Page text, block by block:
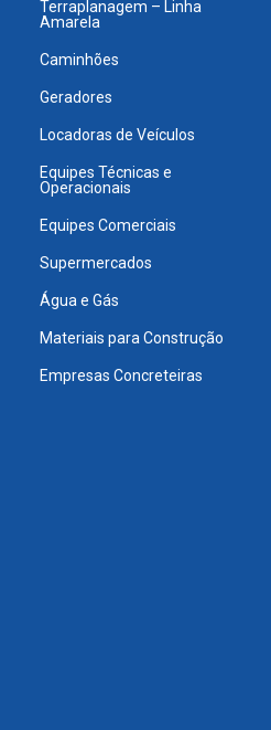
Terraplanagem – Linha
Amarela
Caminhões
Geradores
Locadoras de Veículos
Equipes Técnicas e
Operacionais
Equipes Comerciais
Supermercados
Água e Gás
Materiais para Construção
Empresas Concreteiras